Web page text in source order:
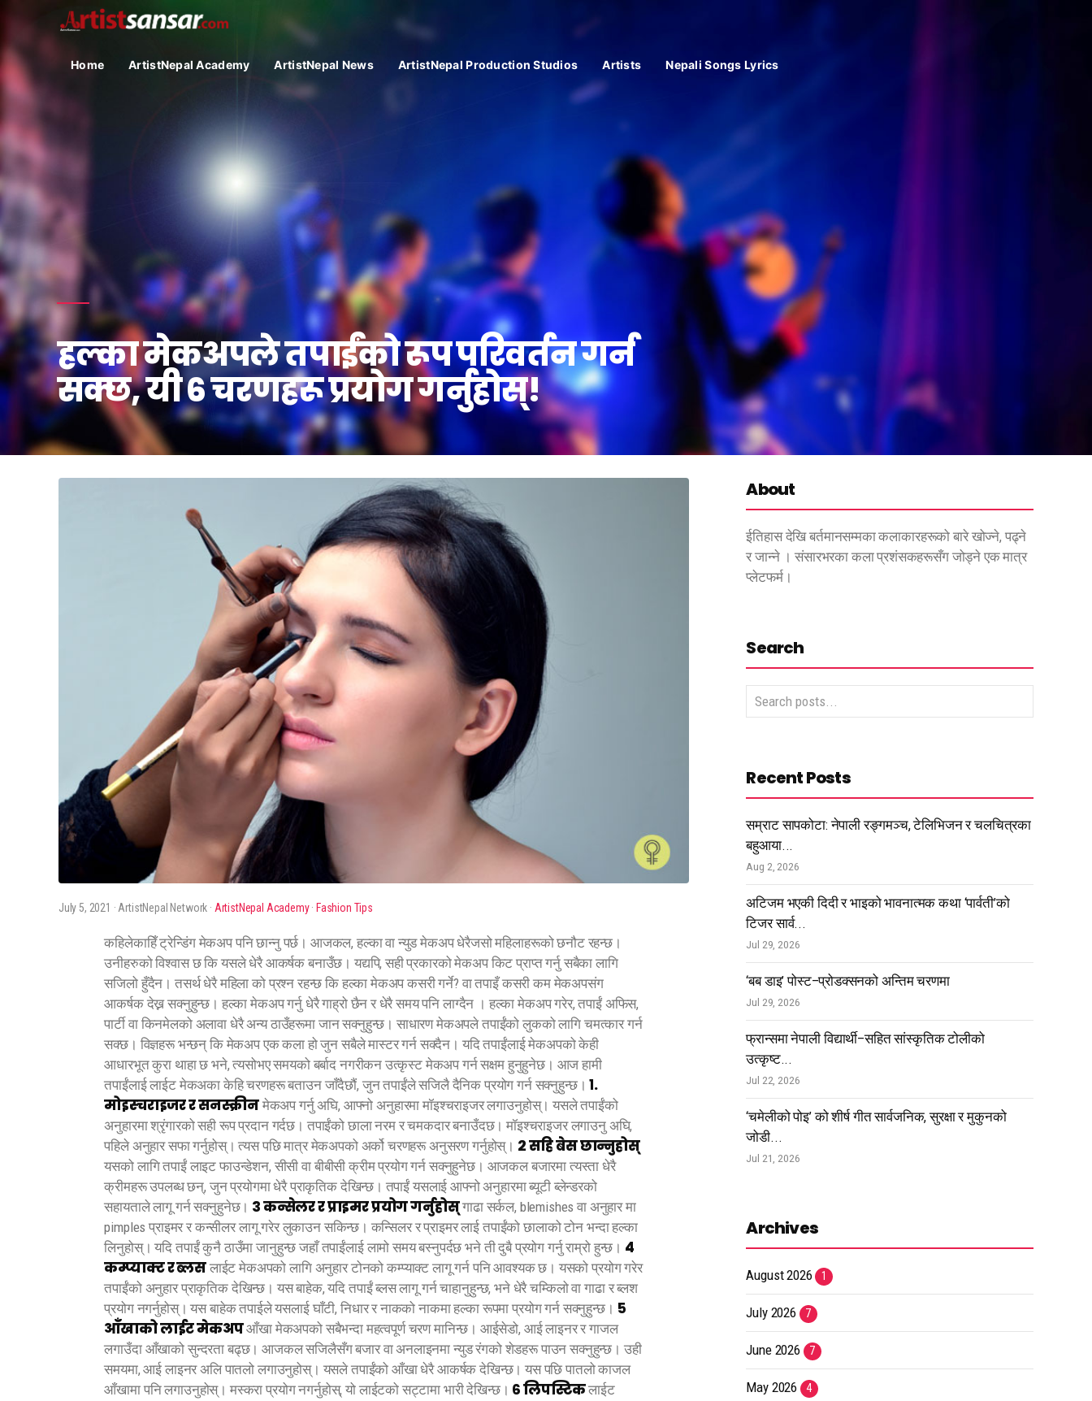
Home ArtistNepal Academy ArtistNepal News ArtistNepal Production Studios Artists Nepali Songs Lyrics
हल्का मेकअपले तपाईंको रूप परिवर्तन गर्न
सक्छ, यी ६ चरणहरू प्रयोग गर्नुहोस्!
July 5, 2021 · ArtistNepal Network · ArtistNepal Academy· Fashion Tips
कहिलेकाहिँ ट्रेन्डिंग मेकअप पनि छान्नु पर्छ। आजकल, हल्का वा न्युड मेकअप धेरैजसो महिलाहरूको छनौट रहन्छ।
उनीहरुको विश्वास छ कि यसले धेरै आकर्षक बनाउँछ। यद्यपि, सही प्रकारको मेकअप किट प्राप्त गर्नु सबैका लागि
सजिलो हुँदैन। तसर्थ धेरै महिला को प्रश्न रहन्छ कि हल्का मेकअप कसरी गर्ने? वा तपाइँ कसरी कम मेकअपसंग
आकर्षक देख्न सक्नुहुन्छ। हल्का मेकअप गर्नु धेरै गाह्रो छैन र धेरै समय पनि लाग्दैन । हल्का मेकअप गरेर, तपाईं अफिस,
पार्टी वा किनमेलको अलावा धेरै अन्य ठाउँहरूमा जान सक्नुहुन्छ। साधारण मेकअपले तपाईंको लुकको लागि चमत्कार गर्न
सक्छ। विज्ञहरू भन्छन् कि मेकअप एक कला हो जुन सबैले मास्टर गर्न सक्दैन। यदि तपाईंलाई मेकअपको केही
आधारभूत कुरा थाहा छ भने, त्यसोभए समयको बर्बाद नगरीकन उत्कृस्ट मेकअप गर्न सक्षम हुनुहुनेछ। आज हामी
तपाईंलाई लाईट मेकअका केहि चरणहरू बताउन जाँदैछौं, जुन तपाईंले सजिलै दैनिक प्रयोग गर्न सक्नुहुन्छ।१.
मोइस्चराइजर र सनस्क्रीनमेकअप गर्नु अघि, आफ्नो अनुहारमा मॉइश्चराइजर लगाउनुहोस्। यसले तपाईंको
अनुहारमा श्रृंगारको सही रूप प्रदान गर्दछ। तपाईंको छाला नरम र चमकदार बनाउँदछ। मॉइश्चराइजर लगाउनु अघि,
पहिले अनुहार सफा गर्नुहोस्। त्यस पछि मात्र मेकअपको अर्को चरणहरू अनुसरण गर्नुहोस्। २ सहि बेस छान्नुहोस्
यसको लागि तपाईं लाइट फाउन्डेशन, सीसी वा बीबीसी क्रीम प्रयोग गर्न सक्नुहुनेछ। आजकल बजारमा त्यस्ता धेरै
क्रीमहरू उपलब्ध छन्, जुन प्रयोगमा धेरै प्राकृतिक देखिन्छ। तपाईं यसलाई आफ्नो अनुहारमा ब्यूटी ब्लेन्डरको
सहायताले लागू गर्न सक्नुहुनेछ। ३ कन्सेलर र प्राइमर प्रयोग गर्नुहोस्गाढा सर्कल, blemishes वा अनुहार मा
pimples प्राइमर र कन्सीलर लागू गरेर लुकाउन सकिन्छ। कन्सिलर र प्राइमर लाई तपाईंको छालाको टोन भन्दा हल्का
लिनुहोस्। यदि तपाईं कुनै ठाउँमा जानुहुन्छ जहाँ तपाईंलाई लामो समय बस्नुपर्दछ भने ती दुबै प्रयोग गर्नु राम्रो हुन्छ। ४
कम्प्याक्ट र ब्लसलाईट मेकअपको लागि अनुहार टोनको कम्प्याक्ट लागू गर्न पनि आवश्यक छ। यसको प्रयोग गरेर
तपाईंको अनुहार प्राकृतिक देखिन्छ। यस बाहेक, यदि तपाईं ब्लस लागू गर्न चाहानुहुन्छ, भने धेरै चम्किलो वा गाढा र ब्लश
प्रयोग नगर्नुहोस्। यस बाहेक तपाईले यसलाई घाँटी, निधार र नाकको नाकमा हल्का रूपमा प्रयोग गर्न सक्नुहुन्छ। ५
आँखाको लाईट मेकअपआँखा मेकअपको सबैभन्दा महत्वपूर्ण चरण मानिन्छ। आईसेडो, आई लाइनर र गाजल
लगाउँदा आँखाको सुन्दरता बढ्छ। आजकल सजिलैसँग बजार वा अनलाइनमा न्युड रंगको शेडहरू पाउन सक्नुहुन्छ। उही
समयमा, आई लाइनर अलि पातलो लगाउनुहोस्। यसले तपाईंको आँखा धेरै आकर्षक देखिन्छ। यस पछि पातलो काजल
आँखामा पनि लगाउनुहोस्। मस्करा प्रयोग नगर्नुहोस्, यो लाईटको सट्टामा भारी देखिन्छ। ६ लिपस्टिकलाईट
About
ईतिहास देखि बर्तमानसम्मका कलाकारहरूको बारे खोज्ने, पढ्ने
र जान्ने । संसारभरका कला प्रशंसकहरूसँग जोड्ने एक मात्र
प्लेटफर्म।
Search
Recent Posts
सम्राट सापकोटा: नेपाली रङ्गमञ्च, टेलिभिजन र चलचित्रका
बहुआया...
Aug 2, 2026
अटिजम भएकी दिदी र भाइको भावनात्मक कथा ‘पार्वती’को
टिजर सार्व...
Jul 29, 2026
‘बब डाइ’ पोस्ट–प्रोडक्सनको अन्तिम चरणमा
Jul 29, 2026
फ्रान्समा नेपाली विद्यार्थी–सहित सांस्कृतिक टोलीको
उत्कृष्ट...
Jul 22, 2026
‘चमेलीको पोइ’ को शीर्ष गीत सार्वजनिक, सुरक्षा र मुकुनको
जोडी...
Jul 21, 2026
Archives
August 2026 1
July 2026 7
June 2026 7
May 2026 4